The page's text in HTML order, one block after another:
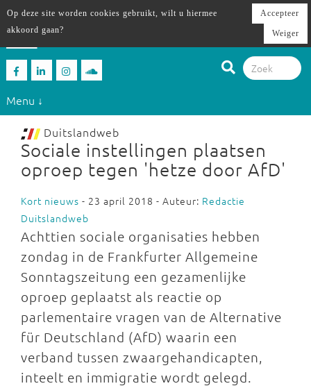
Menu ↓
Duitslandweb
Sociale instellingen plaatsen
oproep tegen 'hetze door AfD'
Kort nieuws - 23 april 2018 - Auteur: Redactie
Duitslandweb
Achttien sociale organisaties hebben
zondag in de Frankfurter Allgemeine
Sonntagszeitung een gezamenlijke
oproep geplaatst als reactie op
parlementaire vragen van de Alternative
für Deutschland (AfD) waarin een
verband tussen zwaargehandicapten,
inteelt en immigratie wordt gelegd.
Op deze site worden cookies gebruikt, wilt u hiermee
akkoord gaan?
Accepteer
Weiger